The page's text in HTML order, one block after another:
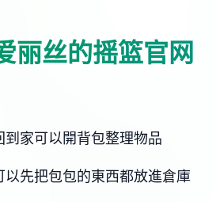
丽丝的摇篮官网
到家可以開背包整理物品
以先把包包的東西都放進倉庫